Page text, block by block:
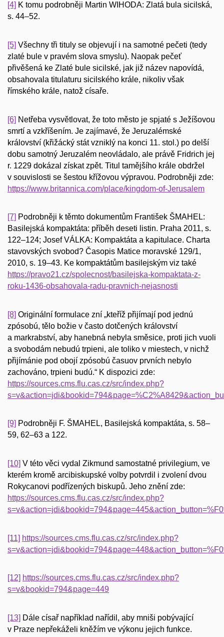
[4] K tomu podrobněji Martin WIHODA: Zlatá bula sicilská,
s. 44–52.
[5] Všechny tři tituly se objevují i na samotné pečeti (tedy
zlaté bule v pravém slova smyslu). Naopak pečeť
přivěšená ke Zlaté bule sicilské, jak již název napovídá,
obsahovala titulaturu sicilského krále, nikoliv však
římského krále, natož císaře.
[6] Netřeba vysvětlovat, že toto město je spjaté s Ježíšovou
smrtí a vzkříšením. Je zajímavé, že Jeruzalémské
království (křižácký stát vzniklý na konci 11. stol.) po delší
dobu samotný Jeruzalém neovládalo, ale právě Fridrich jej
r. 1229 dokázal získat zpět. Titul tamějšího krále obdržel
v souvislosti se šestou křížovou výpravou. Podrobněji zde:
https://www.britannica.com/place/kingdom-of-Jerusalem
[7] Podrobněji k těmto dokumentům František ŠMAHEL:
Basilejská kompaktáta: příběh deseti listin. Praha 2011, s.
122–124; Josef VÁLKA: Kompaktáta a kapitulace. Charta
stavovských svobod? Časopis Matice moravské 129/1,
2010, s. 19–43. Ke kompaktátům basilejským viz také
https://pravo21.cz/spolecnost/basilejska-kompaktata-z-
roku-1436-obsahovala-radu-pravnich-nejasnosti
[8] Originální formulace zní „kteříž přijímají pod jednú
zpósobú, tělo božie v často dotčených království
a markrabství, aby hanebná nebyla směsice, proti jich vuoli
a svobodám nebudú trpieni, ale toliko v miestech, v nichž
přijímánie pod obojí zpósobú časuov prvních nebylo
zachováno, trpieni budú.“ K dispozici zde:
https://sources.cms.flu.cas.cz/src/index.php?
[9] Podrobněji F. ŠMAHEL, Basilejská kompaktáta, s. 58–
59, 62–63 a 122.
[10] V této věci vydal Zikmund samostatné privilegium, ve
kterém kromě arcibiskupské volby potvrdil i zvolení dvou
Rokycanovi podřízených biskupů. Jeho znění zde:
https://sources.cms.flu.cas.cz/src/index.php?
[11] https://sources.cms.flu.cas.cz/src/index.php?
[12] https://sources.cms.flu.cas.cz/src/index.php?
s=v&bookid=794&page=449
[13] Dále císař například nařídil, aby mniši pobývající
v Praze nepřekáželi kněžím ve výkonu jejich funkce.